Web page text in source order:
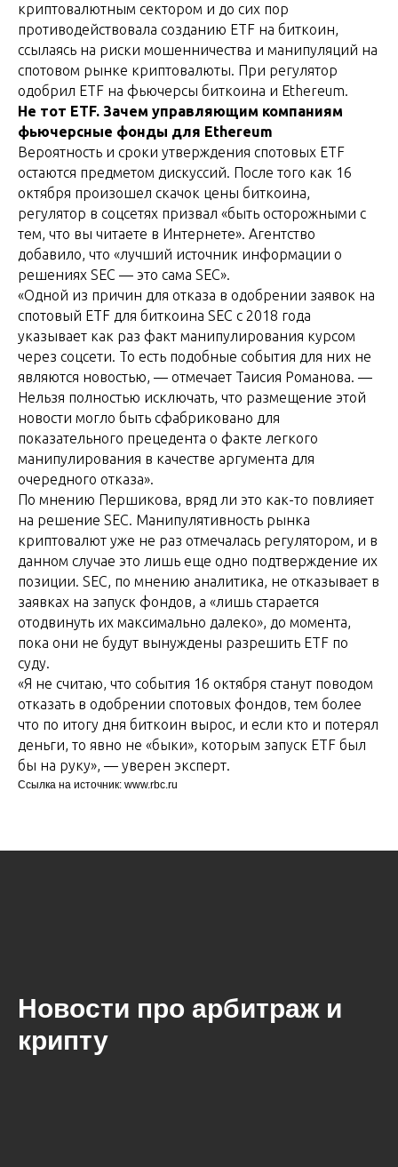
криптовалютным сектором и до сих пор
противодействовала созданию ETF на биткоин,
ссылаясь на риски мошенничества и манипуляций на
спотовом рынке криптовалюты. При регулятор
одобрил ETF на фьючерсы биткоина и Ethereum.
Не тот ETF. Зачем управляющим компаниям
фьючерсные фонды для Ethereum
Вероятность и сроки утверждения спотовых ETF
остаются предметом дискуссий. После того как 16
октября произошел скачок цены биткоина,
регулятор в соцсетях призвал «быть осторожными с
тем, что вы читаете в Интернете». Агентство
добавило, что «лучший источник информации о
решениях SEC — это сама SEC».
«Одной из причин для отказа в одобрении заявок на
спотовый ETF для биткоина SEC с 2018 года
указывает как раз факт манипулирования курсом
через соцсети. То есть подобные события для них не
являются новостью, — отмечает Таисия Романова. —
Нельзя полностью исключать, что размещение этой
новости могло быть сфабриковано для
показательного прецедента о факте легкого
манипулирования в качестве аргумента для
очередного отказа».
По мнению Першикова, вряд ли это как-то повлияет
на решение SEC. Манипулятивность рынка
криптовалют уже не раз отмечалась регулятором, и в
данном случае это лишь еще одно подтверждение их
позиции. SEC, по мнению аналитика, не отказывает в
заявках на запуск фондов, а «лишь старается
отодвинуть их максимально далеко», до момента,
пока они не будут вынуждены разрешить ETF по
суду.
«Я не считаю, что события 16 октября станут поводом
отказать в одобрении спотовых фондов, тем более
что по итогу дня биткоин вырос, и если кто и потерял
деньги, то явно не «быки», которым запуск ETF был
бы на руку», — уверен эксперт.
Ссылка на источник: www.rbc.ru
Новости про арбитраж и
крипту